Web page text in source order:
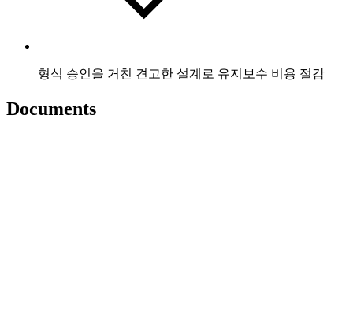
형식 승인을 거친 견고한 설계로 유지보수 비용 절감
Documents